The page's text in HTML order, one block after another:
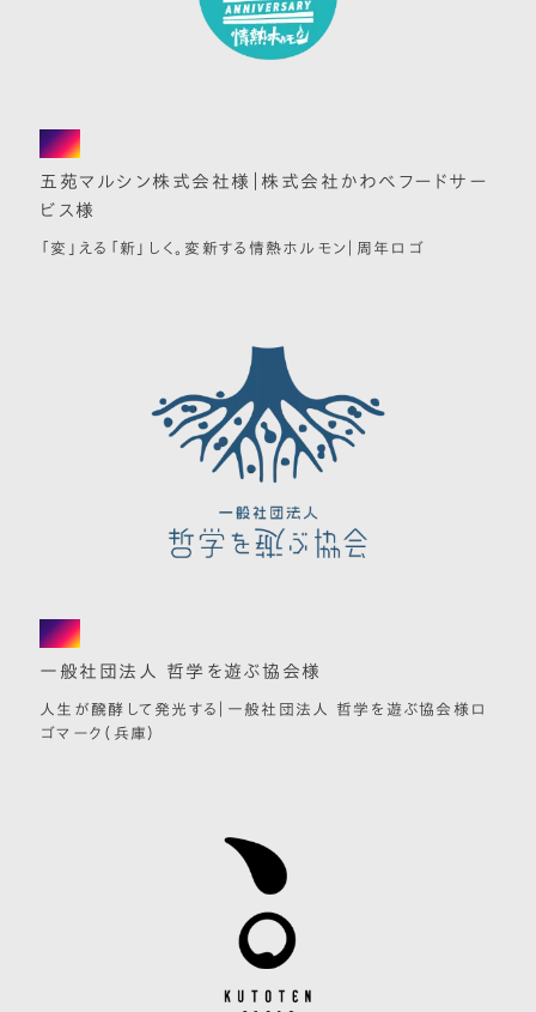
logo
五苑マルシン株式会社様｜株式会社かわべフードサー
ビス様
「変」える「新」しく。変新する情熱ホルモン｜周年ロゴ
logo
一般社団法人 哲学を遊ぶ協会様
人生が醗酵して発光する｜一般社団法人 哲学を遊ぶ協会様ロ
ゴマーク（兵庫）